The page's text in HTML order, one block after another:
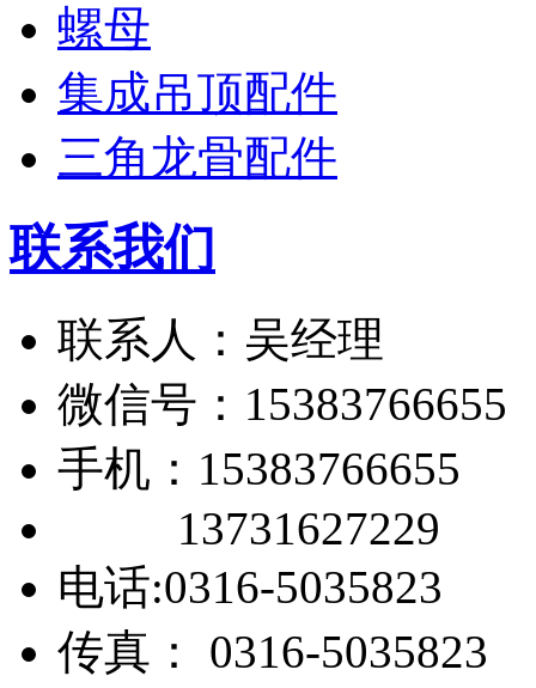
螺母
集成吊顶配件
三角龙骨配件
联系我们
联系人：吴经理
微信号：15383766655
手机：15383766655
13731627229
电话:0316-5035823
传真： 0316-5035823